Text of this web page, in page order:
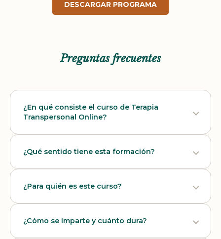
DESCARGAR PROGRAMA
Preguntas frecuentes
¿En qué consiste el curso de Terapia
Transpersonal Online?
¿Qué sentido tiene esta formación?
¿Para quién es este curso?
¿Cómo se imparte y cuánto dura?